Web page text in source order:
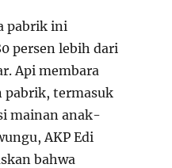
pabrik ini
persen lebih dari
Api membara
pabrik, termasuk
mainan anak-
AKP Edi
bahwa